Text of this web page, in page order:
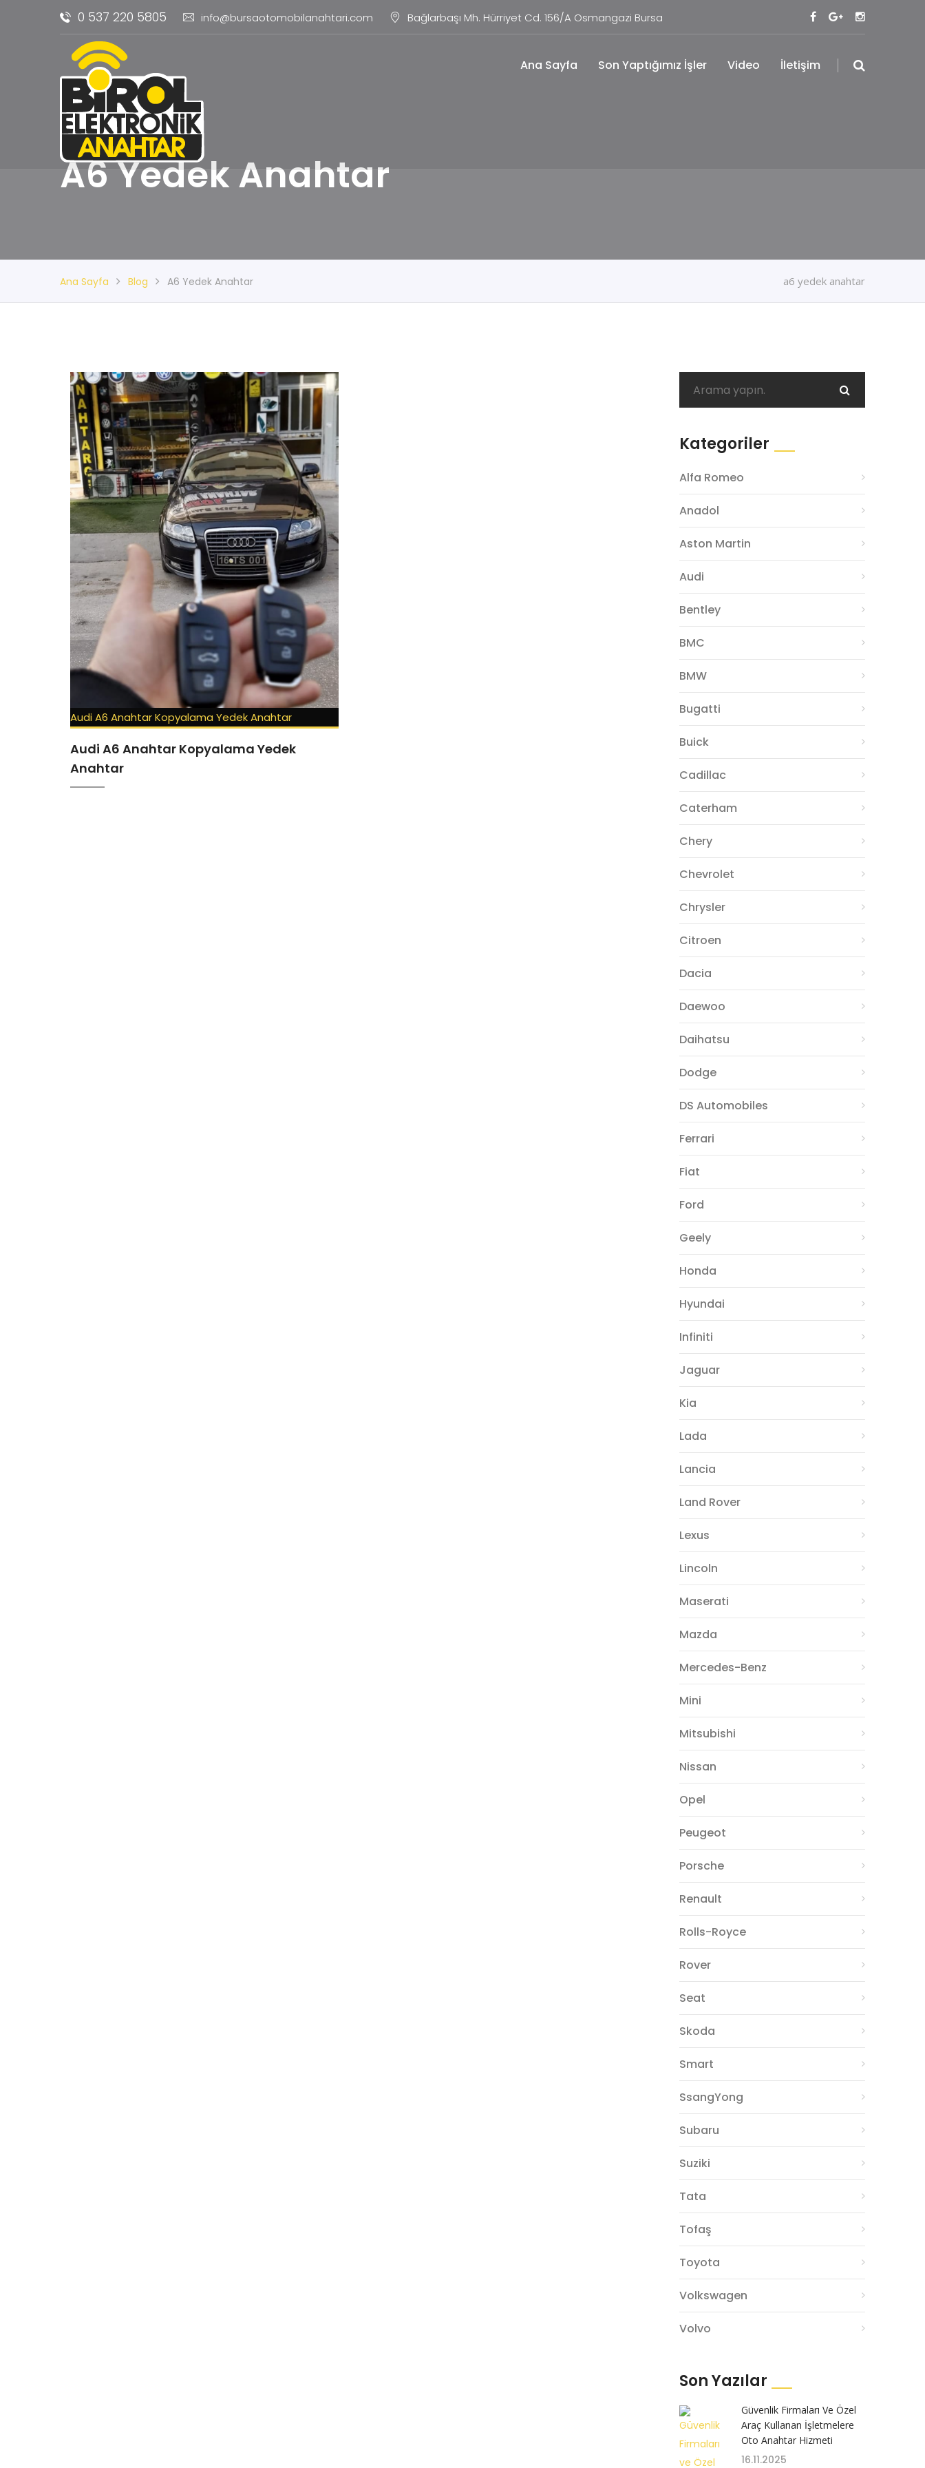
0 537 220 5805 info@bursaotomobilanahtari.com Bağlarbaşı Mh. Hürriyet Cd. 156/A Osmangazi Bursa
Ana Sayfa Son Yaptığımız İşler Video İletişim
A6 Yedek Anahtar
Ana Sayfa Blog A6 Yedek Anahtar a6 yedek anahtar
Audi A6 Anahtar Kopyalama Yedek Anahtar
Audi A6 Anahtar Kopyalama Yedek
Anahtar
Kategoriler
Alfa Romeo
Anadol
Aston Martin
Audi
Bentley
BMC
BMW
Bugatti
Buick
Cadillac
Caterham
Chery
Chevrolet
Chrysler
Citroen
Dacia
Daewoo
Daihatsu
Dodge
DS Automobiles
Ferrari
Fiat
Ford
Geely
Honda
Hyundai
Infiniti
Jaguar
Kia
Lada
Lancia
Land Rover
Lexus
Lincoln
Maserati
Mazda
Mercedes-Benz
Mini
Mitsubishi
Nissan
Opel
Peugeot
Porsche
Renault
Rolls-Royce
Rover
Seat
Skoda
Smart
SsangYong
Subaru
Suziki
Tata
Tofaş
Toyota
Volkswagen
Volvo
Son Yazılar
Güvenlik Firmaları Ve Özel
Araç Kullanan İşletmelere
Oto Anahtar Hizmeti
16.11.2025